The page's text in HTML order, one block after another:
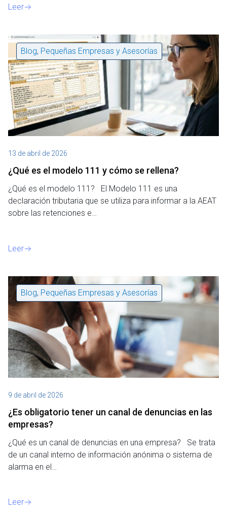
Leer
Blog, Pequeñas Empresas y Asesorías
13 de abril de 2026
¿Qué es el modelo 111 y cómo se rellena?
¿Qué es el modelo 111? El Modelo 111 es una
declaración tributaria que se utiliza para informar a la AEAT
sobre las retenciones e…
Leer
Blog, Pequeñas Empresas y Asesorías
9 de abril de 2026
¿Es obligatorio tener un canal de denuncias en las
empresas?
¿Qué es un canal de denuncias en una empresa? Se trata
de un canal interno de información anónima o sistema de
alarma en el…
Leer